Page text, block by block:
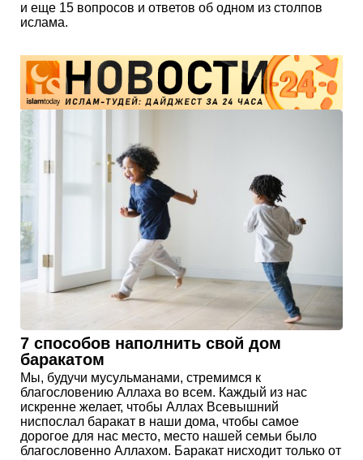
и еще 15 вопросов и ответов об одном из столпов
ислама.
7 способов наполнить свой дом
баракатом
Мы, будучи мусульманами, стремимся к
благословению Аллаха во всем. Каждый из нас
искренне желает, чтобы Аллах Всевышний
ниспослал баракат в наши дома, чтобы самое
дорогое для нас место, место нашей семьи было
благословенно Аллахом. Баракат нисходит только от